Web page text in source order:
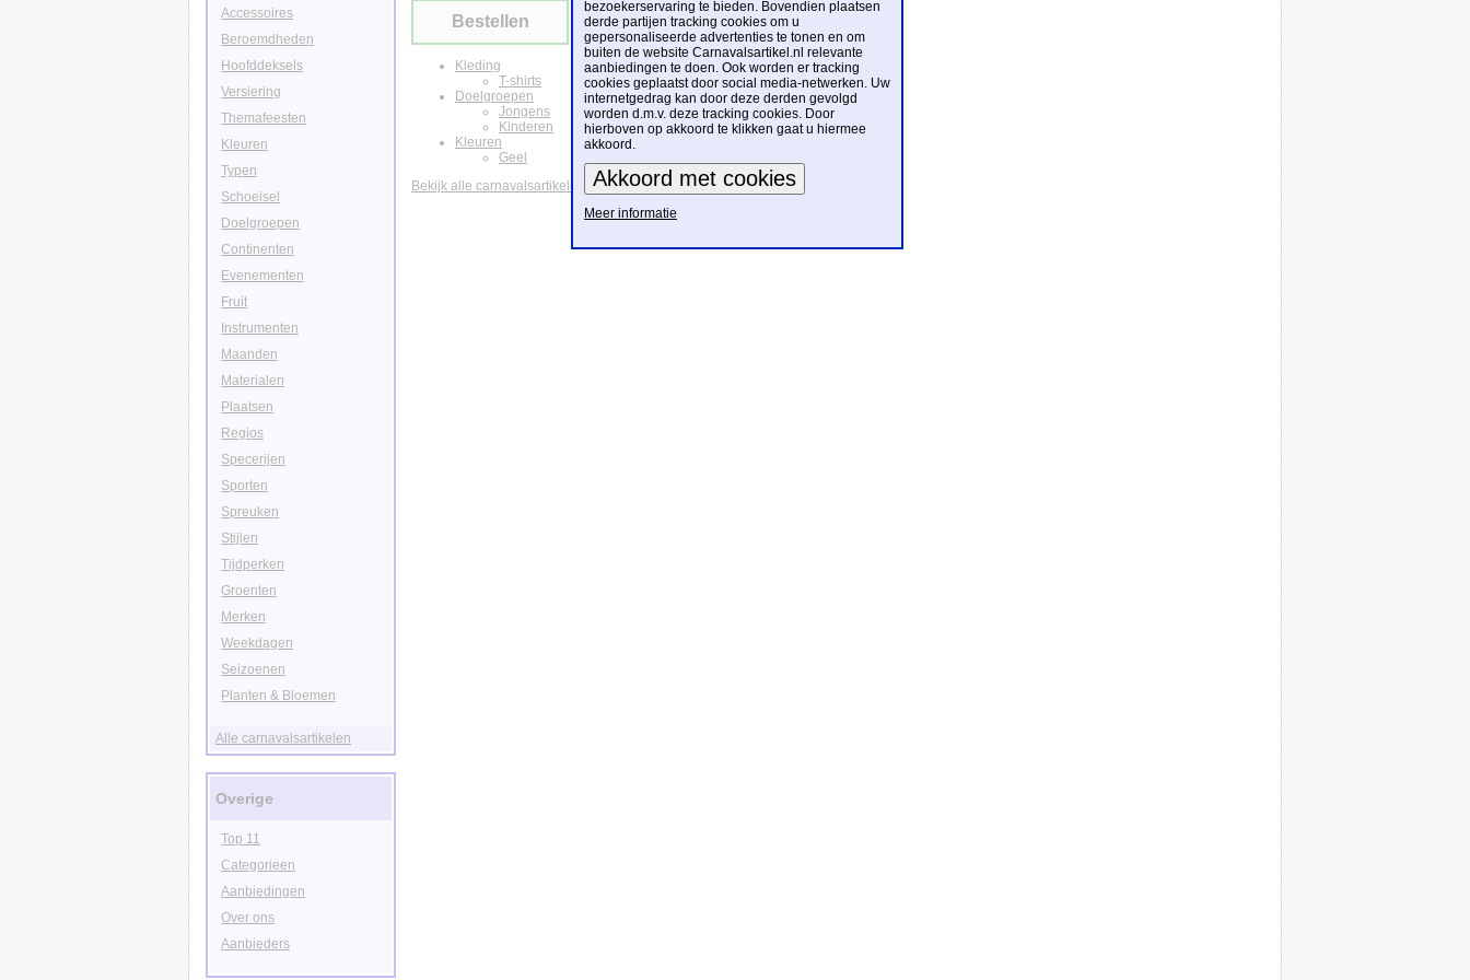
Bestellen
Kleding
T-shirts
Doelgroepen
Jongens
Kinderen
Kleuren
Geel
Bekijk alle carnavalsartikelen
Accessoires
Beroemdheden
Hoofddeksels
Versiering
Themafeesten
Kleuren
Typen
Schoeisel
Doelgroepen
Continenten
Evenementen
Fruit
Instrumenten
Maanden
Materialen
Plaatsen
Regios
Specerijen
Sporten
Spreuken
Stijlen
Tijdperken
Groenten
Merken
Weekdagen
Seizoenen
Planten & Bloemen
Alle carnavalsartikelen
Overige
Top 11
Categorieen
Aanbiedingen
Over ons
Aanbieders
bezoekerservaring te bieden. Bovendien plaatsen
derde partijen tracking cookies om u
gepersonaliseerde advertenties te tonen en om
buiten de website Carnavalsartikel.nl relevante
aanbiedingen te doen. Ook worden er tracking
cookies geplaatst door social media-netwerken. Uw
internetgedrag kan door deze derden gevolgd
worden d.m.v. deze tracking cookies. Door
hierboven op akkoord te klikken gaat u hiermee
akkoord.
Meer informatie